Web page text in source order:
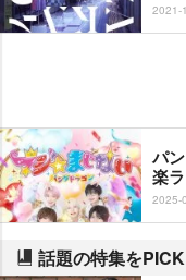
2021-
パ
楽
2025-
話題の特集をPICK